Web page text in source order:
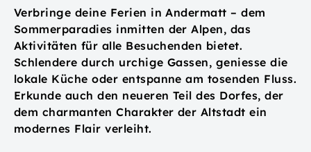
Verbringe deine Ferien in Andermatt – dem
Sommerparadies inmitten der Alpen, das
Aktivitäten für alle Besuchenden bietet.
Schlendere durch urchige Gassen, geniesse die
lokale Küche oder entspanne am tosenden Fluss.
Erkunde auch den neueren Teil des Dorfes, der
dem charmanten Charakter der Altstadt ein
modernes Flair verleiht.